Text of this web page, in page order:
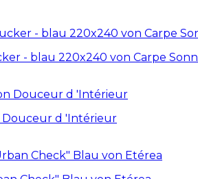
- blau 220x240 von Carpe
Douceur d 'Intérieur